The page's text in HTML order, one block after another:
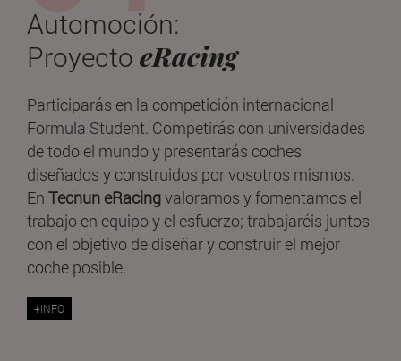
Automoción:
Proyecto eRacing
Participarás en la competición internacional
Formula Student. Competirás con universidades
de todo el mundo y presentarás coches
diseñados y construidos por vosotros mismos.
En Tecnun eRacingvaloramos y fomentamos el
trabajo en equipo y el esfuerzo; trabajaréis juntos
con el objetivo de diseñar y construir el mejor
coche posible.
+INFO